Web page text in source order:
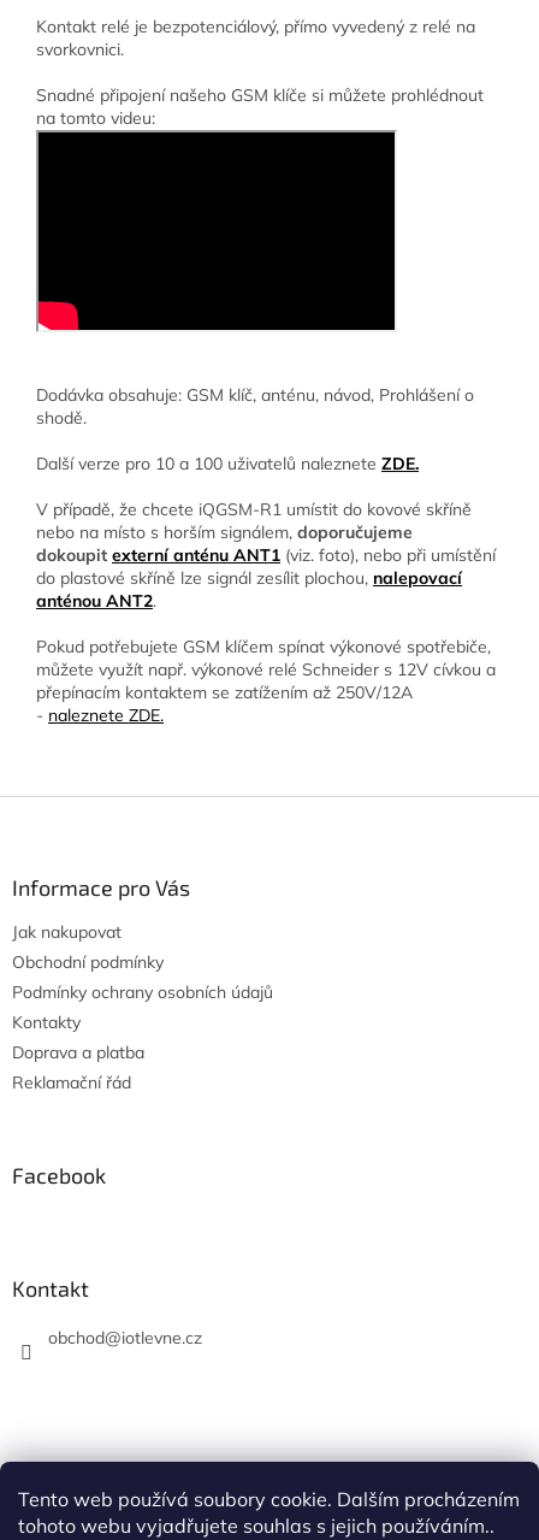
Tento web používá soubory cookie. Dalším procházením
tohoto webu vyjadřujete souhlas s jejich používáním..
Kontakt relé je bezpotenciálový, přímo vyvedený z relé na
svorkovnici.
Snadné připojení našeho GSM klíče si můžete prohlédnout
na tomto videu:
Dodávka obsahuje: GSM klíč, anténu, návod, Prohlášení o
shodě.
Další verze pro 10 a 100 uživatelů naleznete ZDE.
V případě, že chcete iQGSM-R1 umístit do kovové skříně
nebo na místo s horším signálem, doporučujeme
dokoupit externí anténu ANT1 (viz. foto), nebo při umístění
do plastové skříně lze signál zesílit plochou, nalepovací
anténou ANT2.
Pokud potřebujete GSM klíčem spínat výkonové spotřebiče,
můžete využít např. výkonové relé Schneider s 12V cívkou a
přepínacím kontaktem se zatížením až 250V/12A
- naleznete ZDE.
Informace pro Vás
Jak nakupovat
Obchodní podmínky
Podmínky ochrany osobních údajů
Kontakty
Doprava a platba
Reklamační řád
Facebook
Kontakt
obchod@iotlevne.cz
Hodnocení na Heureka.cz